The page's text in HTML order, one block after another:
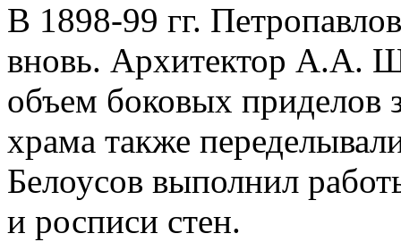
В 1898-99 гг.
вновь. Архитектор А.А.
объем боковых приделов
храма также
Белоусов выполнил
и росписи стен.